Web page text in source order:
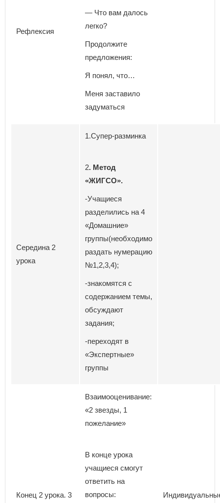
Рефлексия
— Что вам далось
легко?
Продолжите
предложения:
Я понял, что…
Меня заставило
задуматься
Середина 2
урока
1.Супер-разминка
2. Метод
«ЖИГСО».
-Учащиеся
разделились на 4
«Домашние»
группы(необходимо
раздать нумерацию
№1,2,3,4);
-знакомятся с
содержанием темы,
обсуждают
задания;
-переходят в
«Экспертные»
группы
Конец 2 урока. 3
Взаимооценивание:
«2 звезды, 1
пожелание»
В конце урока
учащиеся смогут
ответить на
вопросы: